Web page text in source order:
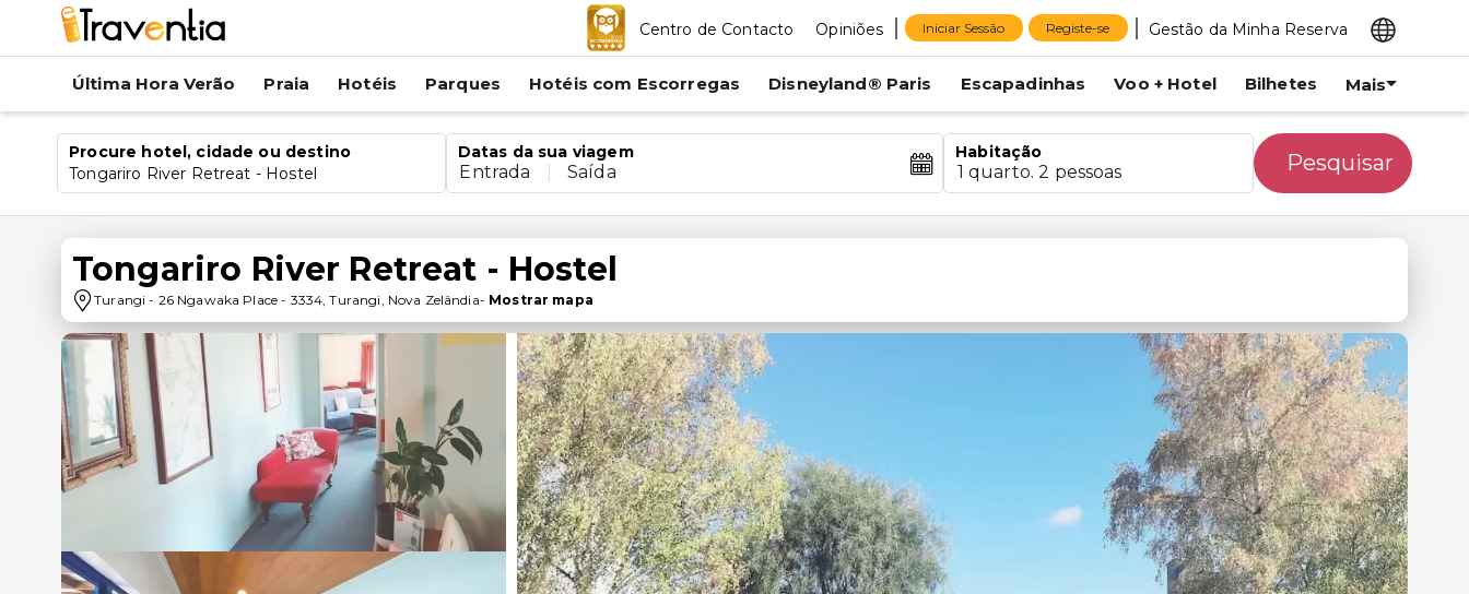
Centro de Contacto Opiniões Iniciar Sessão Registe-se Gestão da Minha Reserva
Última Hora Verão Praia Hotéis Parques Hotéis com Escorregas Disneyland® Paris Escapadinhas Voo + Hotel Bilhetes Mais
Procure hotel, cidade ou destino
Tongariro River Retreat - Hostel
Datas da sua viagem
Entrada Saída
Habitação
1 quarto. 2 pessoas Pesquisar
Tongariro River Retreat - Hostel
Turangi - 26 Ngawaka Place - 3334,Turangi, Nova Zelândia- Mostrar mapa